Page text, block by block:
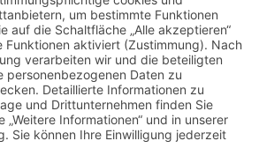
41 / 59 18 44
41 / 59 22 76
70562058
sohn.de
- 12.00 Uhr